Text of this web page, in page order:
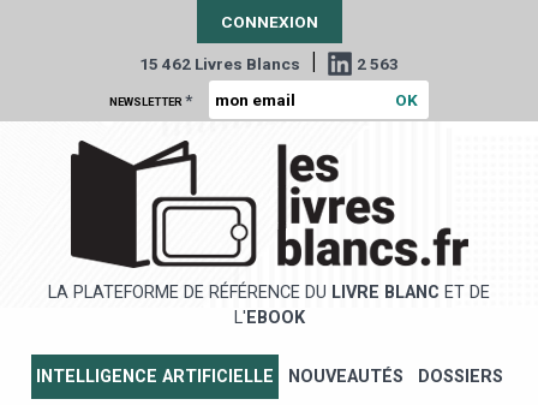
CONNEXION
15 462 Livres Blancs | 2 563
NEWSLETTER *
LA PLATEFORME DE RÉFÉRENCE DU LIVRE BLANC ET DE
L' EBOOK
INTELLIGENCE ARTIFICIELLE NOUVEAUTÉS DOSSIERS